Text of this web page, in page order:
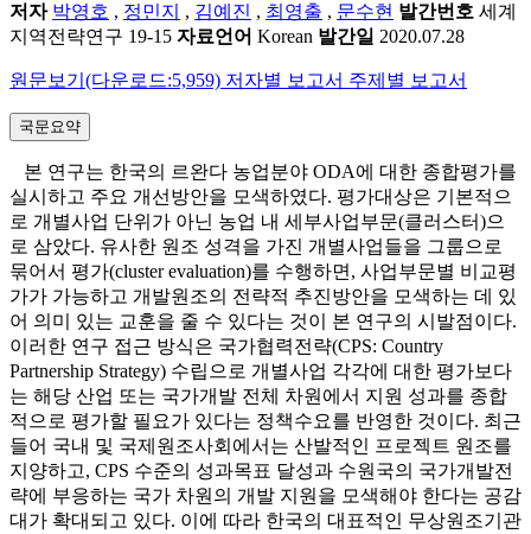
저자 박영호 , 정민지 , 김예진 , 최영출 , 문수현 발간번호 세계
지역전략연구 19-15 자료언어 Korean 발간일 2020.07.28
원문보기(다운로드:5,959) 저자별 보고서 주제별 보고서
국문요약
본 연구는 한국의 르완다 농업분야 ODA에 대한 종합평가를
실시하고 주요 개선방안을 모색하였다. 평가대상은 기본적으
로 개별사업 단위가 아닌 농업 내 세부사업부문(클러스터)으
로 삼았다. 유사한 원조 성격을 가진 개별사업들을 그룹으로
묶어서 평가(cluster evaluation)를 수행하면, 사업부문별 비교평
가가 가능하고 개발원조의 전략적 추진방안을 모색하는 데 있
어 의미 있는 교훈을 줄 수 있다는 것이 본 연구의 시발점이다.
이러한 연구 접근 방식은 국가협력전략(CPS: Country
Partnership Strategy) 수립으로 개별사업 각각에 대한 평가보다
는 해당 산업 또는 국가개발 전체 차원에서 지원 성과를 종합
적으로 평가할 필요가 있다는 정책수요를 반영한 것이다. 최근
들어 국내 및 국제원조사회에서는 산발적인 프로젝트 원조를
지양하고, CPS 수준의 성과목표 달성과 수원국의 국가개발전
략에 부응하는 국가 차원의 개발 지원을 모색해야 한다는 공감
대가 확대되고 있다. 이에 따라 한국의 대표적인 무상원조기관